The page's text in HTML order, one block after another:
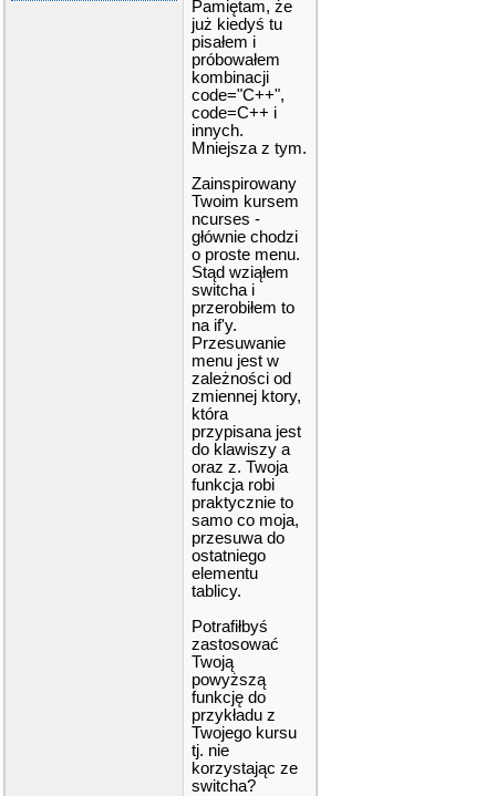
Pamiętam, że
już kiedyś tu
pisałem i
próbowałem
kombinacji
code="C++",
code=C++ i
innych.
Mniejsza z tym.
Zainspirowany
Twoim kursem
ncurses -
głównie chodzi
o proste menu.
Stąd wziąłem
switcha i
przerobiłem to
na if'y.
Przesuwanie
menu jest w
zależności od
zmiennej ktory,
która
przypisana jest
do klawiszy a
oraz z. Twoja
funkcja robi
praktycznie to
samo co moja,
przesuwa do
ostatniego
elementu
tablicy.
Potrafiłbyś
zastosować
Twoją
powyższą
funkcję do
przykładu z
Twojego kursu
tj. nie
korzystając ze
switcha?